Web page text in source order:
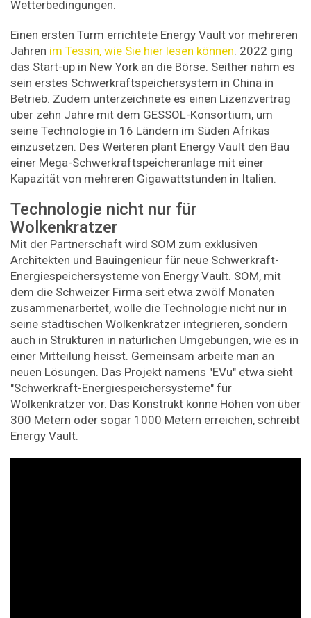
Wetterbedingungen.
Einen ersten Turm errichtete Energy Vault vor mehreren
Jahren im Tessin, wie Sie hier lesen können. 2022 ging
das Start-up in New York an die Börse. Seither nahm es
sein erstes Schwerkraftspeichersystem in China in
Betrieb. Zudem unterzeichnete es einen Lizenzvertrag
über zehn Jahre mit dem GESSOL-Konsortium, um
seine Technologie in 16 Ländern im Süden Afrikas
einzusetzen. Des Weiteren plant Energy Vault den Bau
einer Mega-Schwerkraftspeicheranlage mit einer
Kapazität von mehreren Gigawattstunden in Italien.
Technologie nicht nur für
Wolkenkratzer
Mit der Partnerschaft wird SOM zum exklusiven
Architekten und Bauingenieur für neue Schwerkraft-
Energiespeichersysteme von Energy Vault. SOM, mit
dem die Schweizer Firma seit etwa zwölf Monaten
zusammenarbeitet, wolle die Technologie nicht nur in
seine städtischen Wolkenkratzer integrieren, sondern
auch in Strukturen in natürlichen Umgebungen, wie es in
einer Mitteilung heisst. Gemeinsam arbeite man an
neuen Lösungen. Das Projekt namens "EVu" etwa sieht
"Schwerkraft-Energiespeichersysteme" für
Wolkenkratzer vor. Das Konstrukt könne Höhen von über
300 Metern oder sogar 1000 Metern erreichen, schreibt
Energy Vault.